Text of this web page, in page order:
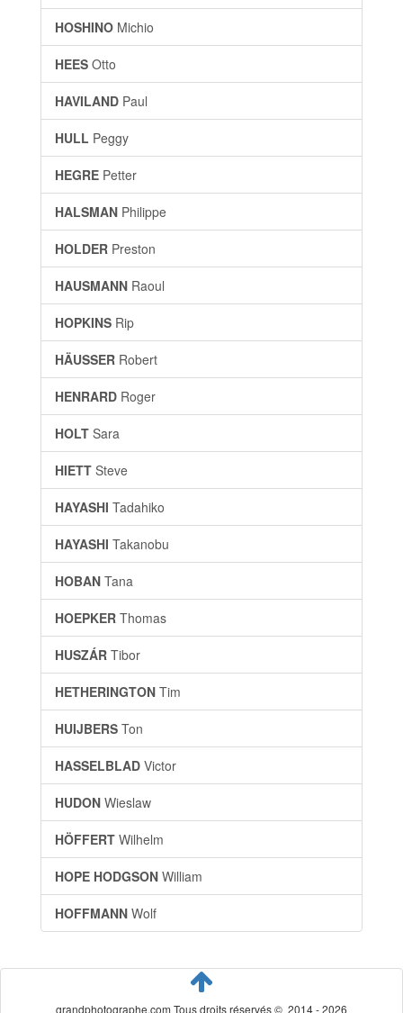
HOSHINO Michio
HEES Otto
HAVILAND Paul
HULL Peggy
HEGRE Petter
HALSMAN Philippe
HOLDER Preston
HAUSMANN Raoul
HOPKINS Rip
HÄUSSER Robert
HENRARD Roger
HOLT Sara
HIETT Steve
HAYASHI Tadahiko
HAYASHI Takanobu
HOBAN Tana
HOEPKER Thomas
HUSZÁR Tibor
HETHERINGTON Tim
HUIJBERS Ton
HASSELBLAD Victor
HUDON Wieslaw
HÖFFERT Wilhelm
HOPE HODGSON William
HOFFMANN Wolf
grandphotographe.com Tous droits réservés © 2014 - 2026